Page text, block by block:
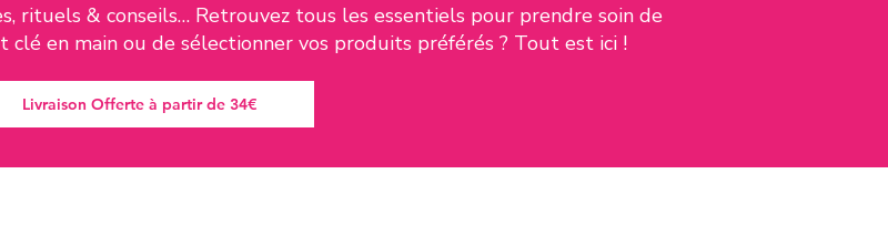
rituels & conseils… Retrouvez tous les essentiels pour prendre soin de
clé en main ou de sélectionner vos produits préférés ? Tout est ici !
Livraison Offerte à partir de 34€